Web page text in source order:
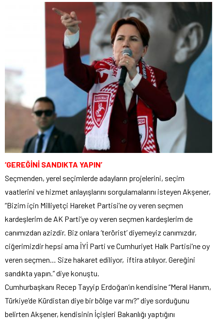
‘GEREĞİNİ SANDIKTA YAPIN’
Seçmenden, yerel seçimlerde adayların projelerini, seçim
vaatlerini ve hizmet anlayışlarını sorgulamalarını isteyen Akşener,
“Bizim için Milliyetçi Hareket Partisi’ne oy veren seçmen
kardeşlerim de AK Parti’ye oy veren seçmen kardeşlerim de
canımızdan azizdir. Biz onlara ‘terörist’ diyemeyiz canımızdır,
ciğerimizdir hepsi ama İYİ Parti ve Cumhuriyet Halk Partisi’ne oy
veren seçmen… Size hakaret ediliyor, iftira atılıyor. Gereğini
sandıkta yapın.” diye konuştu.
Cumhurbaşkanı Recep Tayyip Erdoğan’ın kendisine “Meral Hanım,
Türkiye’de Kürdistan diye bir bölge var mı?” diye sorduğunu
belirten Akşener, kendisinin İçişleri Bakanlığı yaptığını